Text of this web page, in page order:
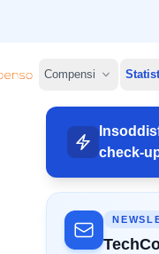
Compensi
check-